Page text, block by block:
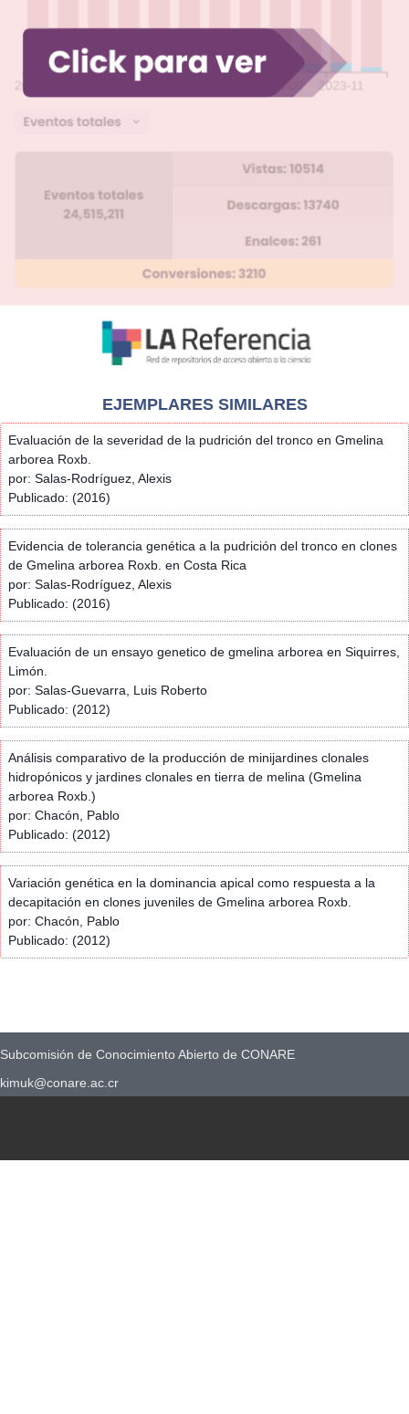
EJEMPLARES SIMILARES
Evaluación de la severidad de la pudrición del tronco en Gmelina
arborea Roxb.
por: Salas-Rodríguez, Alexis
Publicado: (2016)
Evidencia de tolerancia genética a la pudrición del tronco en clones
de Gmelina arborea Roxb. en Costa Rica
por: Salas-Rodríguez, Alexis
Publicado: (2016)
Evaluación de un ensayo genetico de gmelina arborea en Siquirres,
Limón.
por: Salas-Guevarra, Luis Roberto
Publicado: (2012)
Análisis comparativo de la producción de minijardines clonales
hidropónicos y jardines clonales en tierra de melina (Gmelina
arborea Roxb.)
por: Chacón, Pablo
Publicado: (2012)
Variación genética en la dominancia apical como respuesta a la
decapitación en clones juveniles de Gmelina arborea Roxb.
por: Chacón, Pablo
Publicado: (2012)
Subcomisión de Conocimiento Abierto de CONARE
kimuk@conare.ac.cr